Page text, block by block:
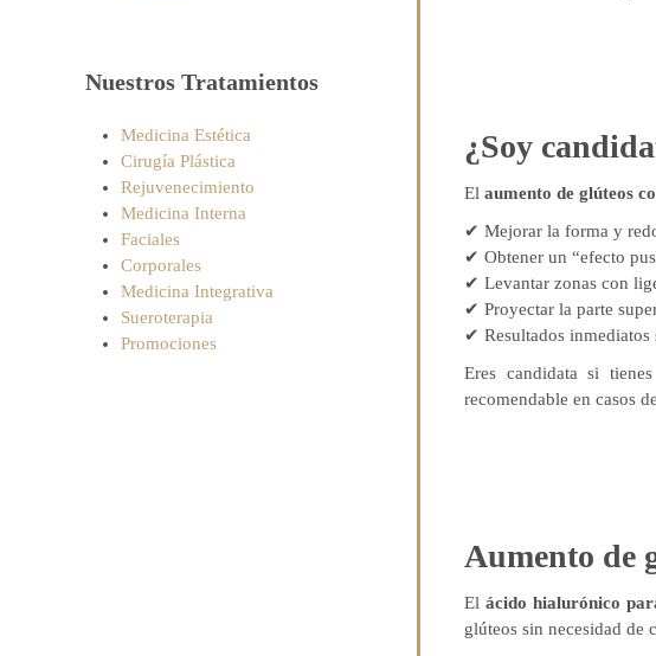
¿Soy
El aumento de glúteos
✔ Mejorar la forma y
✔ Obtener un “efecto
✔ Levantar zonas con
✔ Proyectar la parte
✔ Resultados
Eres candidata si
recomendable en casos
Aumento de
Elácido hialurónico
glúteos sin necesidad de
Nuestros Tratamientos
Medicina Estética
Cirugía Plástica
Rejuvenecimiento
Medicina Interna
Faciales
Corporales
Medicina Integrativa
Sueroterapia
Promociones